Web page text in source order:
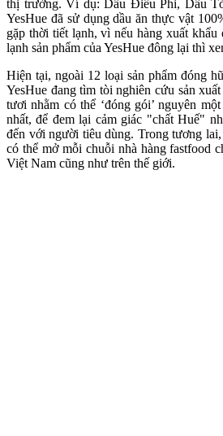
thị trường. Ví dụ: Dầu Điều Phi, Dầu
YesHue đã sử dụng dầu ăn thực vật
gặp thời tiết lạnh, vì nếu hàng xuất
lạnh sản phẩm của YesHue đông lại thì
Hiện tại, ngoài 12 loại sản phẩm đóng
YesHue đang tìm tòi nghiên cứu sản
tươi nhằm có thể ‘đóng gói’ nguyên
nhất, để đem lại cảm giác "chất Huế"
đến với người tiêu dùng. Trong tương lai,
có thể mở mỗi chuỗi nhà hàng fastfood
Việt Nam cũng như trên thế giới.